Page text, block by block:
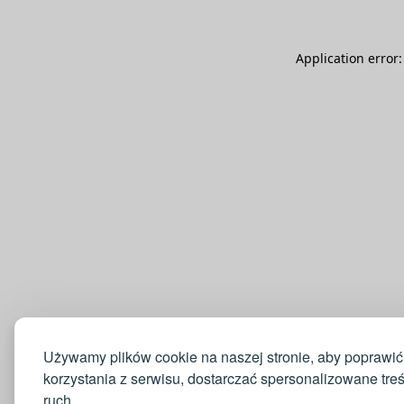
Używamy plików cookie na naszej stronie, aby
korzystania z serwisu, dostarczać spersonalizowane
Application